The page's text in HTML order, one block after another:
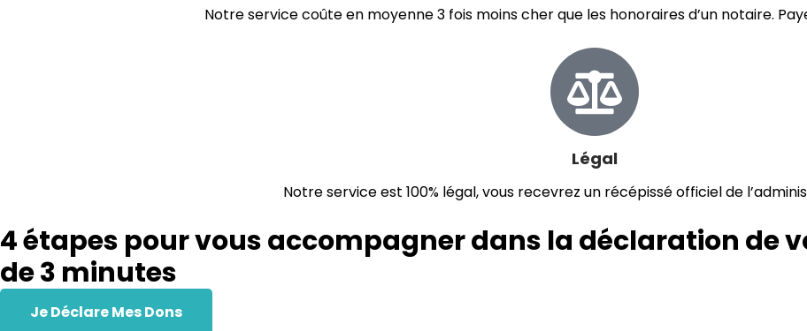
Notre service coûte en moyenne 3 fois moins cher que les honoraires d’un notaire.
Légal
Notre service est 100% légal, vous recevrez un récépissé officiel de
4 étapes pour vous accompagner dans la déclaration de
de 3 minutes
Je Déclare Mes Dons